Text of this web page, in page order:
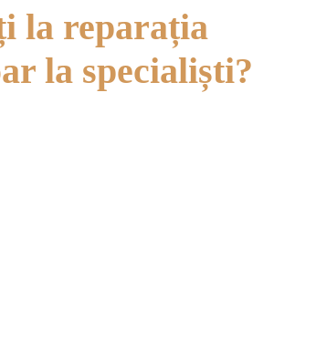
la reparația
la specialiști?